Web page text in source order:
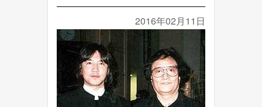
2016年02月11日